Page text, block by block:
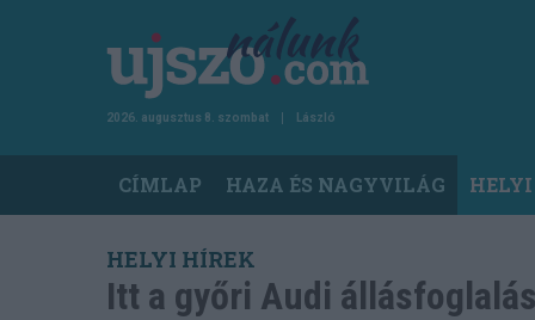
2026. augusztus 8. szombat László
navigation
CÍMLAP HAZA ÉS NAGYVILÁG
HELYI HÍREK
Itt a győri Audi